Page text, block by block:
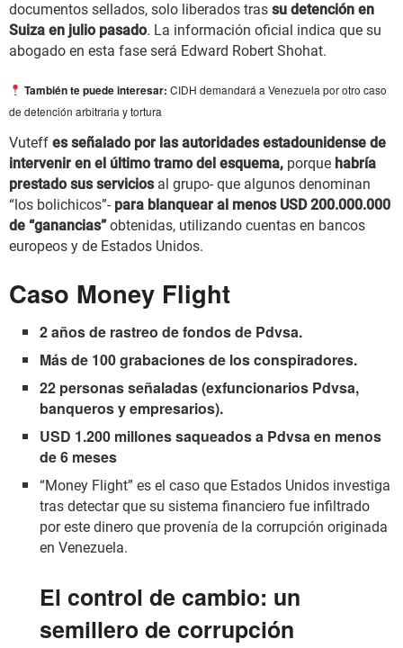
documentos sellados, solo liberados tras su detención en
Suiza en julio pasado. La información oficial indica que su
abogado en esta fase será Edward Robert Shohat.
También te puede interesar: CIDH demandará a Venezuela por otro caso
de detención arbitraria y tortura
Vuteff es señalado por las autoridades estadounidense de
intervenir en el último tramo del esquema, porque habría
prestado sus serviciosal grupo- que algunos denominan
“los bolichicos”- para blanquear al menos USD 200.000.000
de “ganancias”obtenidas, utilizando cuentas en bancos
europeos y de Estados Unidos.
Caso Money Flight
2 años de rastreo de fondos de Pdvsa.
Más de 100 grabaciones de los conspiradores.
22 personas señaladas (exfuncionarios Pdvsa,
banqueros y empresarios).
USD 1.200 millones saqueados a Pdvsa en menos
de 6 meses
“Money Flight” es el caso que Estados Unidos investiga
tras detectar que su sistema financiero fue infiltrado
por este dinero que provenía de la corrupción originada
en Venezuela.
El control de cambio: un
semillero de corrupción